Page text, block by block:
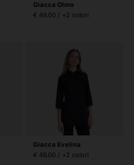
Giacca Olmo
€ 49.00 / +2 colori
Giacca Evelina
€ 49.00 / +2 colori